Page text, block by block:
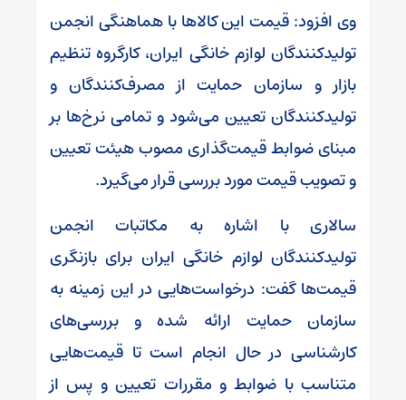
وی افزود: قیمت این کالاها با هماهنگی انجمن
تولیدکنندگان لوازم خانگی ایران، کارگروه تنظیم
بازار و سازمان حمایت از مصرف‌کنندگان و
تولیدکنندگان تعیین می‌شود و تمامی نرخ‌ها بر
مبنای ضوابط قیمت‌گذاری مصوب هیئت تعیین
و تصویب قیمت مورد بررسی قرار می‌گیرد.
سالاری با اشاره به مکاتبات انجمن
تولیدکنندگان لوازم خانگی ایران برای بازنگری
قیمت‌ها گفت: درخواست‌هایی در این زمینه به
سازمان حمایت ارائه شده و بررسی‌های
کارشناسی در حال انجام است تا قیمت‌هایی
متناسب با ضوابط و مقررات تعیین و پس از